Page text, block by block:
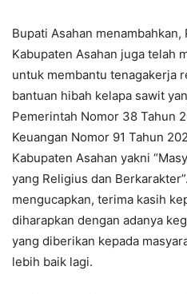
Bupati Asahan
Kabupaten Asahan juga telah
untuk membantu tenagakerja
bantuan hibah kelapa sawit
Pemerintah Nomor 38 Tahun
Keuangan Nomor 91 Tahun
Kabupaten Asahan yakni
yang Religius dan
mengucapkan, terima kasih
diharapkan dengan adanya
yang diberikan kepada
lebih baik lagi.